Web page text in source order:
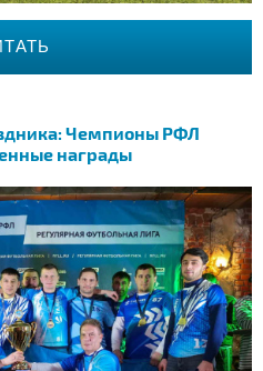
Чемпионы РФЛ
награды